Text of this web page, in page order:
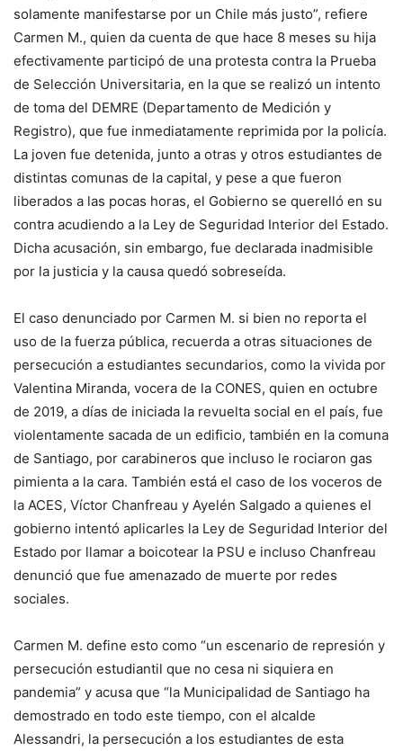
solamente manifestarse por un Chile más justo”, refiere
Carmen M., quien da cuenta de que hace 8 meses su hija
efectivamente participó de una protesta contra la Prueba
de Selección Universitaria, en la que se realizó un intento
de toma del DEMRE (Departamento de Medición y
Registro), que fue inmediatamente reprimida por la policía.
La joven fue detenida, junto a otras y otros estudiantes de
distintas comunas de la capital, y pese a que fueron
liberados a las pocas horas, el Gobierno se querelló en su
contra acudiendo a la Ley de Seguridad Interior del Estado.
Dicha acusación, sin embargo, fue declarada inadmisible
por la justicia y la causa quedó sobreseída.
El caso denunciado por Carmen M. si bien no reporta el
uso de la fuerza pública, recuerda a otras situaciones de
persecución a estudiantes secundarios, como la vivida por
Valentina Miranda, vocera de la CONES, quien en octubre
de 2019, a días de iniciada la revuelta social en el país, fue
violentamente sacada de un edificio, también en la comuna
de Santiago, por carabineros que incluso le rociaron gas
pimienta a la cara. También está el caso de los voceros de
la ACES, Víctor Chanfreau y Ayelén Salgado a quienes el
gobierno intentó aplicarles la Ley de Seguridad Interior del
Estado por llamar a boicotear la PSU e incluso Chanfreau
denunció que fue amenazado de muerte por redes
sociales.
Carmen M. define esto como “un escenario de represión y
persecución estudiantil que no cesa ni siquiera en
pandemia” y acusa que “la Municipalidad de Santiago ha
demostrado en todo este tiempo, con el alcalde
Alessandri, la persecución a los estudiantes de esta